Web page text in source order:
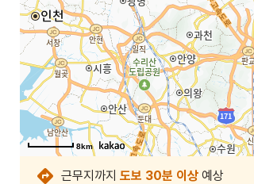
8km
8km
8km
8km
8km
8km
8km
8km
근무지까지 도보 30분 이상 예상